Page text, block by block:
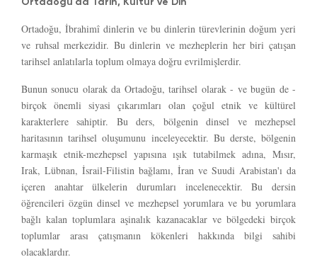
Ortadoğu, İbrahimî dinlerin ve bu dinlerin türevlerinin doğum yeri
ve ruhsal merkezidir. Bu dinlerin ve mezheplerin her biri çatışan
tarihsel anlatılarla toplum olmaya doğru evrilmişlerdir.
Bunun sonucu olarak da Ortadoğu, tarihsel olarak - ve bugün de -
birçok önemli siyasi çıkarımları olan çoğul etnik ve kültürel
karakterlere sahiptir. Bu ders, bölgenin dinsel ve mezhepsel
haritasının tarihsel oluşumunu inceleyecektir. Bu derste, bölgenin
karmaşık etnik-mezhepsel yapısına ışık tutabilmek adına, Mısır,
Irak, Lübnan, İsrail-Filistin bağlamı, İran ve Suudi Arabistan'ı da
içeren anahtar ülkelerin durumları incelenecektir. Bu dersin
öğrencileri özgün dinsel ve mezhepsel yorumlara ve bu yorumlara
bağlı kalan toplumlara aşinalık kazanacaklar ve bölgedeki birçok
toplumlar arası çatışmanın kökenleri hakkında bilgi sahibi
olacaklardır.